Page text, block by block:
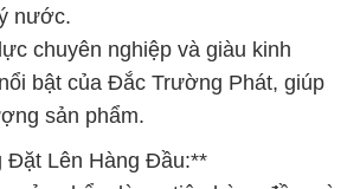
nước.
chuyên nghiệp và giàu kinh
bật của Đắc Trường Phát, giúp
sản phẩm.
Đặt Lên Hàng Đầu:**